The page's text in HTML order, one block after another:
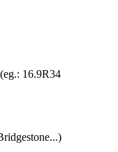
16.9R34